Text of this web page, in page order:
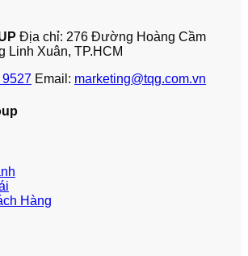
Địa chỉ: 276 Đường Hoàng Cầm
Linh Xuân, TP.HCM
9527 Email: marketing@tqg.com.vn
Hàng